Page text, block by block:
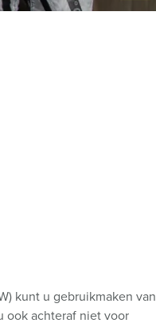
kunt u gebruikmaken van
ook achteraf niet voor